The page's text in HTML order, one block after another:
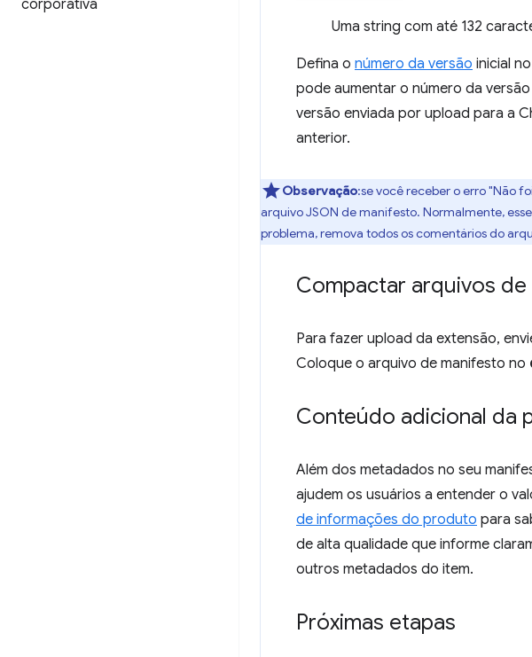
corporativa
Uma string com até 132
Defina o número da versão inicial
pode aumentar o número da
versão enviada por upload para a
anterior.
Observação:se você receber o erro "Não
arquivo JSON de manifesto. Normalmente,
problema, remova todos os comentários do
Compactar arquivos de
Para fazer upload da extensão,
Coloque o arquivo de manifesto no
Conteúdo adicional da
Além dos metadados no seu
ajudem os usuários a entender o
de informações do produto para
de alta qualidade que informe
outros metadados do item.
Próximas etapas